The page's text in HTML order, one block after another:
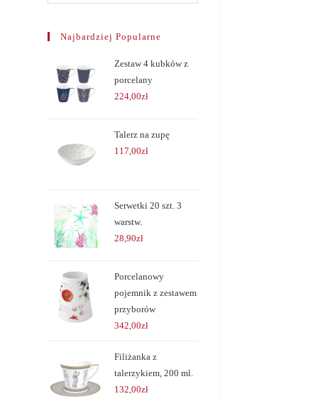
Najbardziej Popularne
Zestaw 4 kubków z
porcelany
224,00zł
Talerz na zupę
117,00zł
Serwetki 20 szt. 3
warstw.
28,90zł
Porcelanowy
pojemnik z zestawem
przyborów
342,00zł
Filiżanka z
talerzykiem, 200 ml.
132,00zł